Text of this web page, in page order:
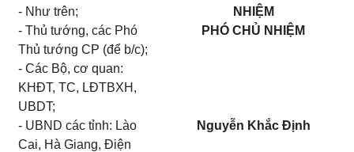
- Như trên;
- Thủ tướng, các Phó
Thủ tướng CP (để b/c);
- Các Bộ, cơ quan:
KHĐT, TC, LĐTBXH,
UBDT;
- UBND các tỉnh: Lào
Cai, Hà Giang, Điện
NHIỆM
PHÓ CHỦ NHIỆM
Nguyễn Khắc Định